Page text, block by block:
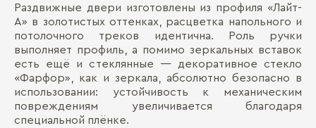
Раздвижные двери изготовлены из профиля «Лайт-
А» в золотистых оттенках, расцветка напольного и
потолочного треков идентична. Роль ручки
выполняет профиль, а помимо зеркальных вставок
есть ещё и стеклянные — декоративное стекло
«Фарфор», как и зеркала, абсолютно безопасно в
использовании: устойчивость к механическим
повреждениям увеличивается благодаря
специальной плёнке.